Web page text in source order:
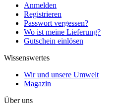
Anmelden
Registrieren
Passwort vergessen?
Wo ist meine Lieferung?
Gutschein einlösen
Wissenswertes
Wir und unsere Umwelt
Magazin
Über uns